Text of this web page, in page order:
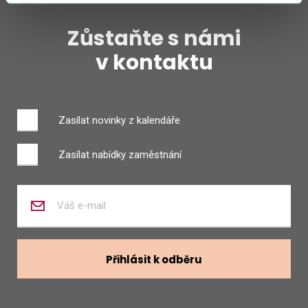
Zůstaňte s námi
v kontaktu
Zasílat novinky z kalendáře
Zasílat nabídky zaměstnání
váš
mail
Přihlásit k odběru